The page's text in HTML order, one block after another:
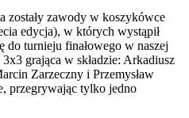
zostały zawody w koszykówce
edycja), w których wystąpił
do turnieju finałowego w naszej
grająca w składzie: Arkadiusz
Zarzeczny i Przemysław
przegrywając tylko jedno